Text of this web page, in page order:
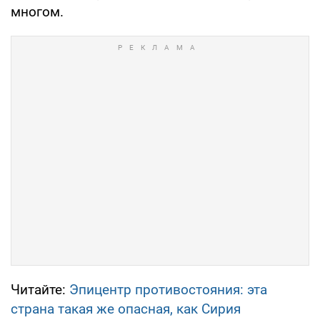
многом.
Читайте: Эпицентр противостояния: эта
страна такая же опасная, как Сирия